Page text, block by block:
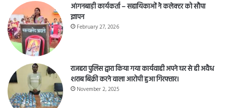
आंगनबाड़ी कार्यकर्ता – सहायिकाओं नेे कलेक्टर को सौपा
ज्ञापन
February 27, 2026
राजहरा पुलिस द्वारा किया गया कार्यवाही अपने घर से ही अवैध
शराब बिक्री करने वाला आरोपी हुआ गिरफ्तार।
November 2, 2025